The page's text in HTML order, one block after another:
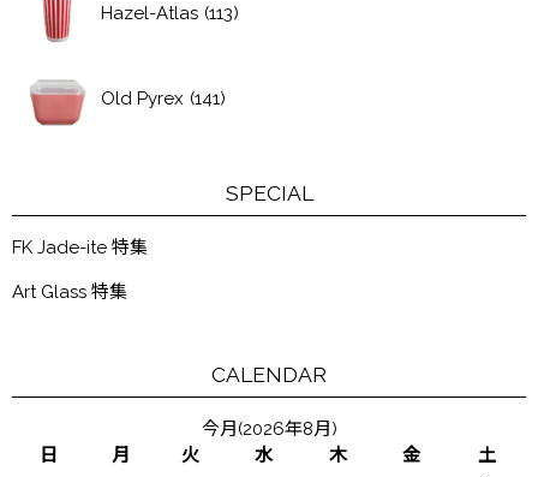
Hazel-Atlas (113)
Old Pyrex (141)
SPECIAL
FK Jade-ite 特集
Art Glass 特集
CALENDAR
今月(2026年8月)
日
月 火 水 木 金
土